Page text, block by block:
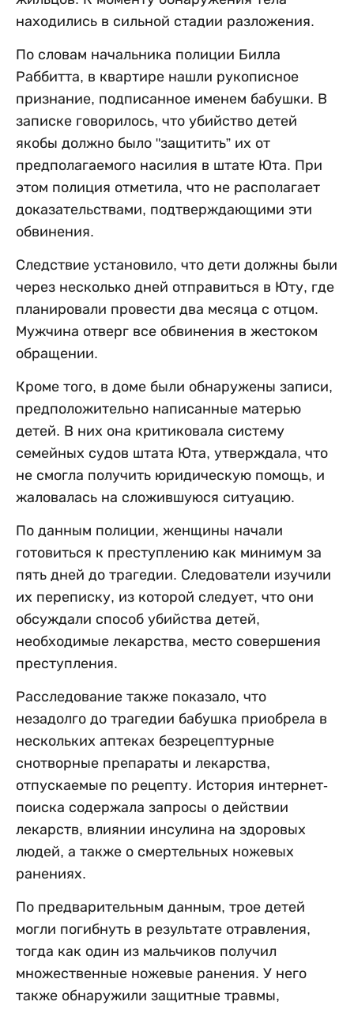
находились в сильной стадии разложения.
По словам начальника полиции Билла
Раббитта, в квартире нашли рукописное
признание, подписанное именем бабушки. В
записке говорилось, что убийство детей
якобы должно было "защитить” их от
предполагаемого насилия в штате Юта. При
этом полиция отметила, что не располагает
доказательствами, подтверждающими эти
обвинения.
Следствие установило, что дети должны были
через несколько дней отправиться в Юту, где
планировали провести два месяца с отцом.
Мужчина отверг все обвинения в жестоком
обращении.
Кроме того, в доме были обнаружены записи,
предположительно написанные матерью
детей. В них она критиковала систему
семейных судов штата Юта, утверждала, что
не смогла получить юридическую помощь, и
жаловалась на сложившуюся ситуацию.
По данным полиции, женщины начали
готовиться к преступлению как минимум за
пять дней до трагедии. Следователи изучили
их переписку, из которой следует, что они
обсуждали способ убийства детей,
необходимые лекарства, место совершения
преступления.
Расследование также показало, что
незадолго до трагедии бабушка приобрела в
нескольких аптеках безрецептурные
снотворные препараты и лекарства,
отпускаемые по рецепту. История интернет-
поиска содержала запросы о действии
лекарств, влиянии инсулина на здоровых
людей, а также о смертельных ножевых
ранениях.
По предварительным данным, трое детей
могли погибнуть в результате отравления,
тогда как один из мальчиков получил
множественные ножевые ранения. У него
также обнаружили защитные травмы,